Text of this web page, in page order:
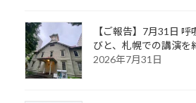
【ご報告】7月31日
びと、札幌での講演を
2026年7月31日